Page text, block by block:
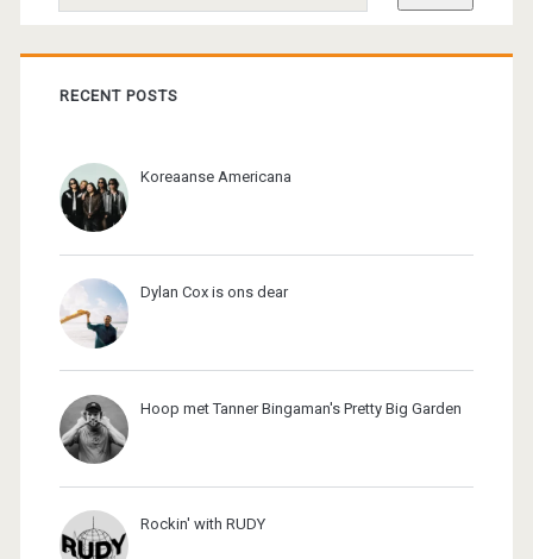
RECENT POSTS
Koreaanse Americana
Dylan Cox is ons dear
Hoop met Tanner Bingaman's Pretty Big Garden
Rockin' with RUDY